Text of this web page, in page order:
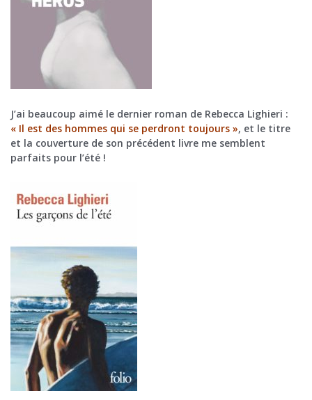
J’ai beaucoup aimé le dernier roman de Rebecca Lighieri :
« Il est des hommes qui se perdront toujours », et le titre
et la couverture de son précédent livre me semblent
parfaits pour l’été !